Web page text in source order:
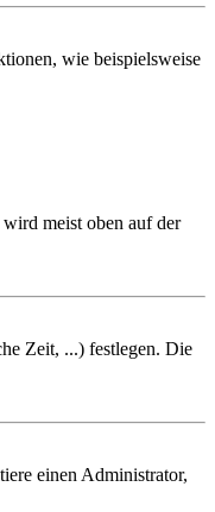
wie beispielsweise
meist oben auf der
Zeit, ...) festlegen. Die
einen Administrator,